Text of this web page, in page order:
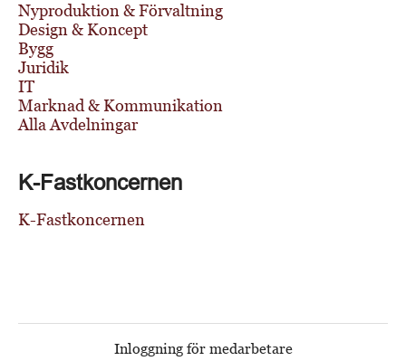
Nyproduktion & Förvaltning
Design & Koncept
Bygg
Juridik
IT
Marknad & Kommunikation
Alla Avdelningar
K-Fastkoncernen
K-Fastkoncernen
Inloggning för medarbetare